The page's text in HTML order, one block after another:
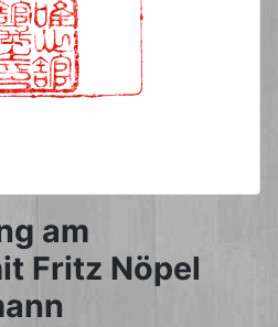
am
Fritz Nöpel